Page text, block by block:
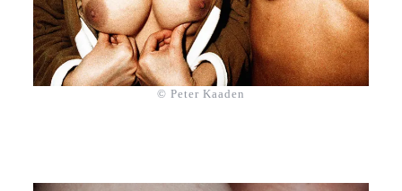
© Peter Kaaden